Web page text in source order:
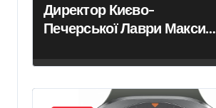
Директор Києво-
Печерської Лаври Максим
ексклюзивному інтерв’ю